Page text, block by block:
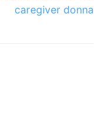
caregiver donna